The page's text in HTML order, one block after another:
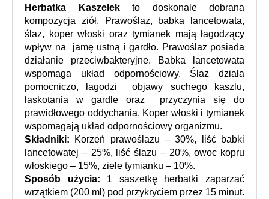
Herbatka Kaszelek to doskonale dobrana
kompozycja ziół. Prawoślaz, babka lancetowata,
ślaz, koper włoski oraz tymianek mają łagodzący
wpływ na  jamę ustną i gardło. Prawoślaz posiada
działanie przeciwbakteryjne. Babka lancetowata
wspomaga układ odpornościowy. Ślaz działa
pomocniczo, łagodzi  objawy suchego kaszlu,
łaskotania w gardle oraz  przyczynia się do
prawidłowego oddychania. Koper włoski i tymianek
wspomagają układ odpornościowy organizmu.
Składniki: Korzeń prawoślazu – 30%, liść babki
lancetowatej – 25%, liść ślazu – 20%, owoc kopru
włoskiego – 15%, ziele tymianku – 10%.
Sposób użycia: 1 saszetkę herbatki zaparzać
wrzątkiem (200 ml) pod przykryciem przez 15 minut.